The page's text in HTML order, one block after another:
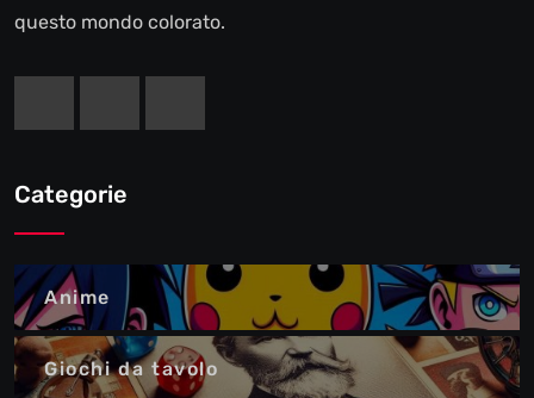
questo mondo colorato.
Categorie
Anime
Giochi da tavolo